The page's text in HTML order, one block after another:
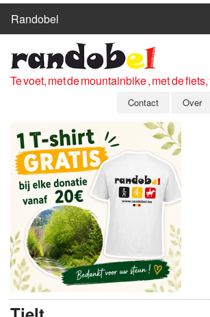
Randobel
ROUTES
CLUBS
OVER
LEDEN
ZICH AANMELDEN
GRATIS REGISTRATIE
WACHTWOORD VERGETEN
Te voet, met de mountainbike , met de
Contact Over